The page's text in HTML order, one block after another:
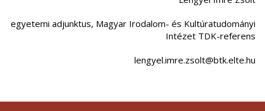
egyetemi adjunktus, Magyar Irodalom- és Kultúratudományi
Intézet TDK-referens
lengyel.imre.zsolt@btk.elte.hu